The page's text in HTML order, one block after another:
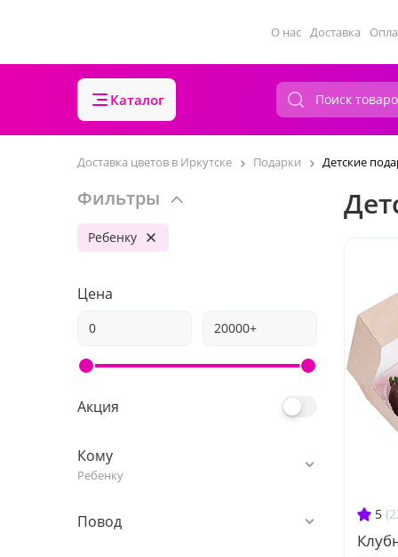
О нас Доставка
Каталог
Доставка цветов в Иркутске Подарки Детские
Фильтры
Ребенку
Цена
Акция
Кому
Ребенку
Повод 5